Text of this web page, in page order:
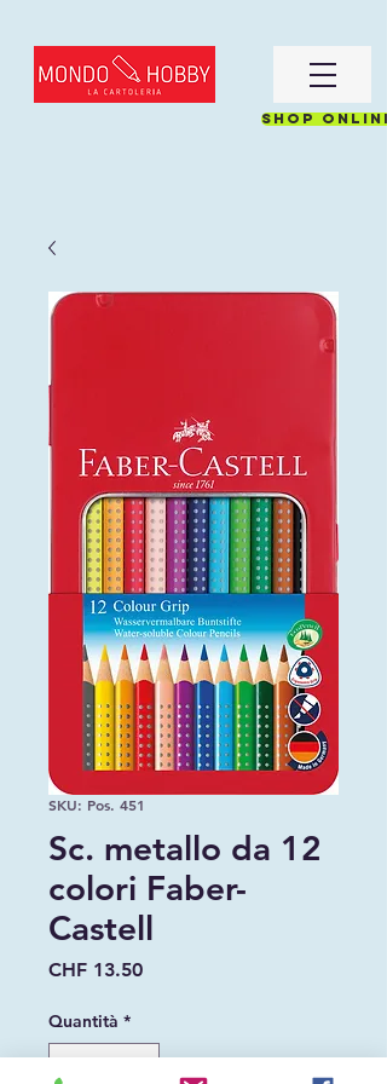
Shop online
SKU: Pos. 451
Sc. metallo da 12
colori Faber-
Castell
CHF 13.50Prezzo
Quantità *